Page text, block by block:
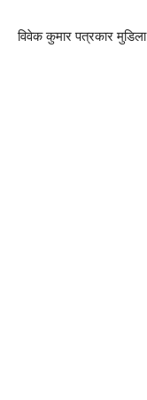
विवेक कुमार पत्रकार मुडिला